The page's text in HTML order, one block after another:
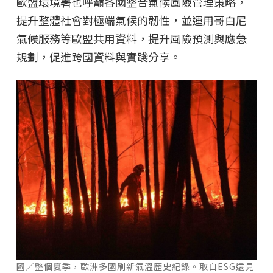
提升整體社會對極端氣候的韌性，並運用哥白尼
氣候服務等歐盟共用資料，提升風險預測與應急
規劃，促進跨國資料與實踐分享。
圖／整個夏季，歐洲多國刷新氣溫歷史紀錄。取自ESG遠見